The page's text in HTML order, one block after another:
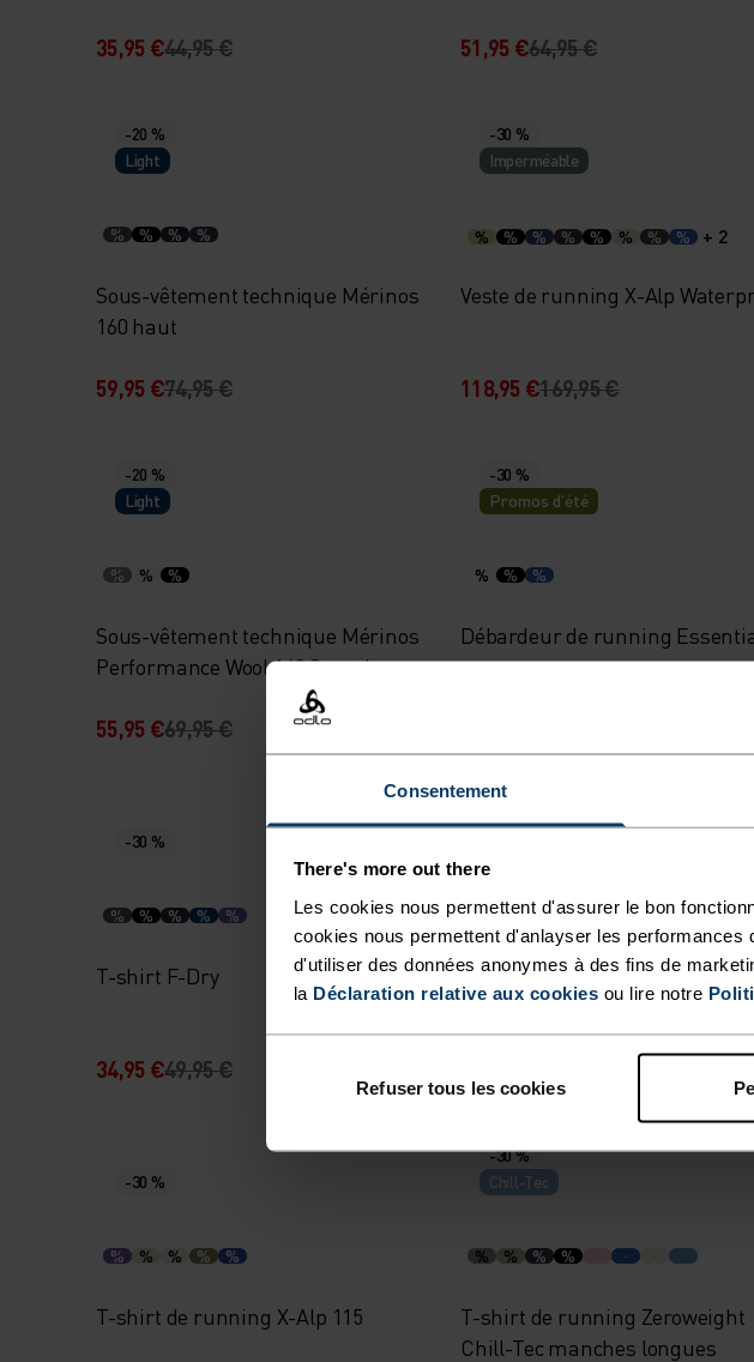
Consentement
There's more out there
Les cookies nous permettent d'assurer le bon
cookies nous permettent d'anlayser les
d'utiliser des données anonymes à des fins de
la Déclaration relative aux cookies ou lire notre
Refuser tous les cookies
35,95 €44,95 € 51,95 €64,95 €
-20 %
Light
% % % %
Sous-vêtement technique Mérinos
160 haut
59,95 €74,95 €
-30 %
Imperméable
% % % % % % % % + 2
Veste de running X-Alp
118,95 €169,95 €
-20 %
Light
% % %
Sous-vêtement technique Mérinos
Performance Wool 140 Seamless
55,95 €69,95 €
-30 %
Promos d’été
% % %
Débardeur de running
-30 %
% % % % %
T-shirt F-Dry
34,95 €49,95 €
% % %
Sous-vêtement technique
Performance Wool 140
manches courtes
-30 %
% % % % %
T-shirt de running X-Alp 115
-30 %
Chill-Tec
% % % %
T-shirt de running Zeroweight
Chill-Tec manches longues